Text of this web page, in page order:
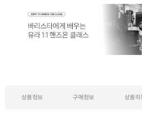
상품정보 구매정보 상품리